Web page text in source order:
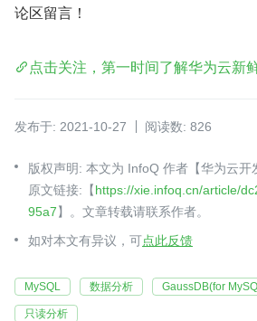
论区留言！
点击关注，第一时间了解华为云新
发布于: 2021-10-27 阅读数: 826
版权声明: 本文为 InfoQ 作者【华为云开
原文链接:【https://xie.infoq.cn/article/
95a7】。文章转载请联系作者。
如对本文有异议，可点此反馈
MySQL 数据分析 GaussDB(for
只读分析